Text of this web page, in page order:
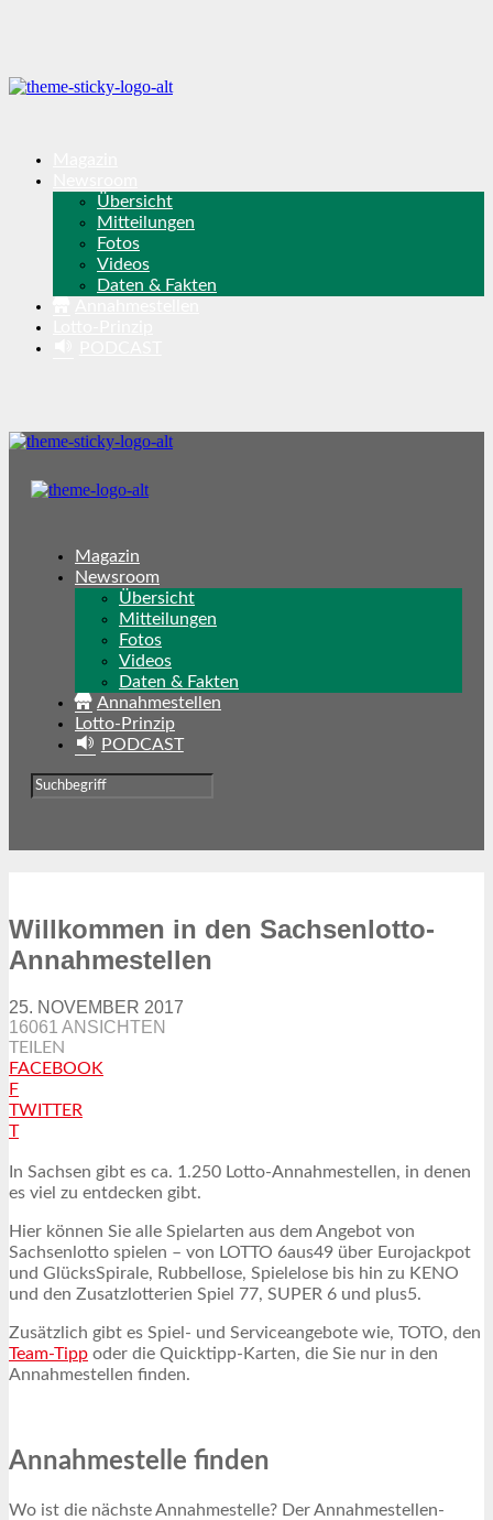
Übersicht
Mitteilungen
Fotos
Videos
Daten & Fakten
Magazin
Newsroom
Übersicht
Mitteilungen
Fotos
Videos
Daten & Fakten
Annahmestellen
Lotto-Prinzip
PODCAST
Willkommen in den Sachsenlotto-
Annahmestellen
25. NOVEMBER 2017
16061 ANSICHTEN
TEILEN
FACEBOOK
F
TWITTER
T
In Sachsen gibt es ca. 1.250 Lotto-Annahmestellen, in denen
es viel zu entdecken gibt.
Hier können Sie alle Spielarten aus dem Angebot von
Sachsenlotto spielen – von LOTTO 6aus49 über Eurojackpot
und GlücksSpirale, Rubbellose, Spielelose bis hin zu KENO
und den Zusatzlotterien Spiel 77, SUPER 6 und plus5.
Zusätzlich gibt es Spiel- und Serviceangebote wie, TOTO, den
Team-Tipp oder die Quicktipp-Karten, die Sie nur in den
Annahmestellen finden.
Annahmestelle finden
Wo ist die nächste Annahmestelle? Der Annahmestellen-